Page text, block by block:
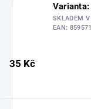
Varianta:
SKLADEM
EAN:
35 Kč